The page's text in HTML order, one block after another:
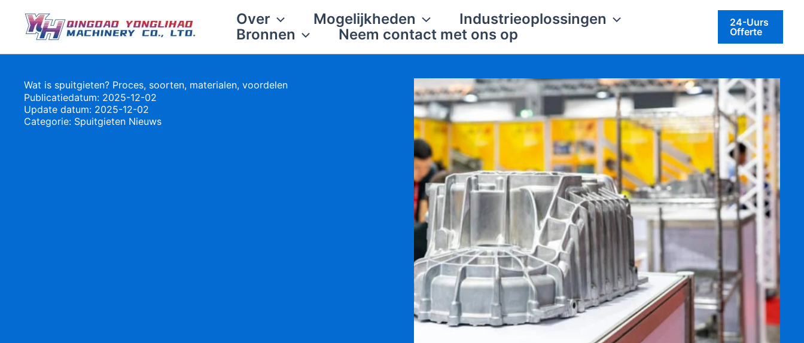
inhoud
Over Mogelijkheden
Industrieoplossingen
Bronnen
Neem contact met ons op
24-Uurs
Offerte
Wat is spuitgieten? Proces, soorten, materialen, voordelen
Publicatiedatum: 2025-12-02
Update datum: 2025-12-02
Categorie: Spuitgieten Nieuws